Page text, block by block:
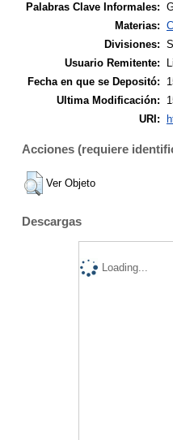
Palabras Clave Informales:
Materias:
Divisiones:
Usuario Remitente:
Fecha en que se Depositó:
Ultima Modificación:
URI:
Acciones (requiere
Ver Objeto
Descargas
Loading...